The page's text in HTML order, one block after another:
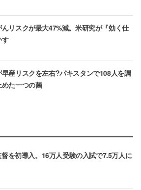
リスクが最大47%減。米研究が『効く仕
す
産リスクを左右?パキスタンで108人を調
た一つの菌
を初導入。16万人受験の入試で7.5万人に